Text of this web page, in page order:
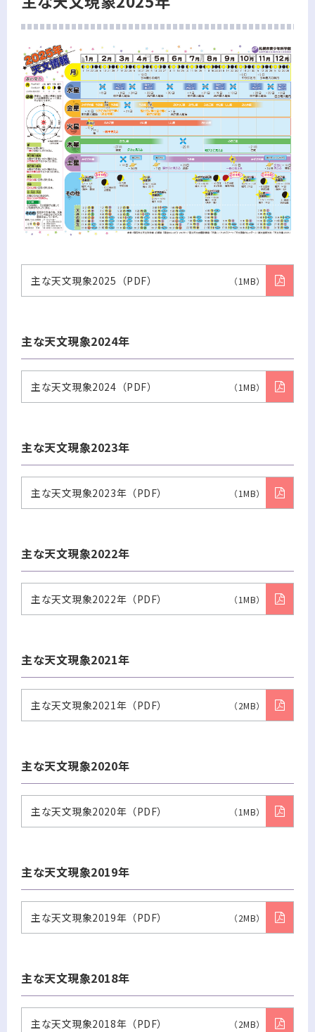
主な天文現象2025（PDF） （1MB）
主な天文現象2024年
主な天文現象2024（PDF） （1MB）
主な天文現象2023年
主な天文現象2023年（PDF） （1MB）
主な天文現象2022年
主な天文現象2022年（PDF） （1MB）
主な天文現象2021年
主な天文現象2021年（PDF） （2MB）
主な天文現象2020年
主な天文現象2020年（PDF） （1MB）
主な天文現象2019年
主な天文現象2019年（PDF） （2MB）
主な天文現象2018年
主な天文現象2018年（PDF） （2MB）